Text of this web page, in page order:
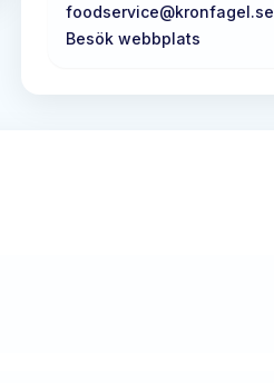
foodservice@kronfagel.se
Besök webbplats